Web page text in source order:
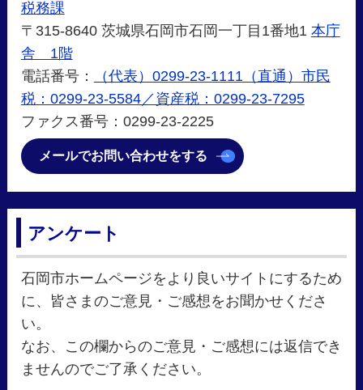
税務課
〒315-8640 茨城県石岡市石岡一丁目1番地1 本庁
舎 1階
電話番号：
（代表）0299-23-1111（直通）市民
税：0299-23-5584／資産税：0299-23-7295
ファクス番号：0299-23-2225
メールでお問い合わせをする
アンケート
石岡市ホームページをより良いサイトにするため
に、皆さまのご意見・ご感想をお聞かせくださ
い。
なお、この欄からのご意見・ご感想には返信でき
ませんのでご了承ください。